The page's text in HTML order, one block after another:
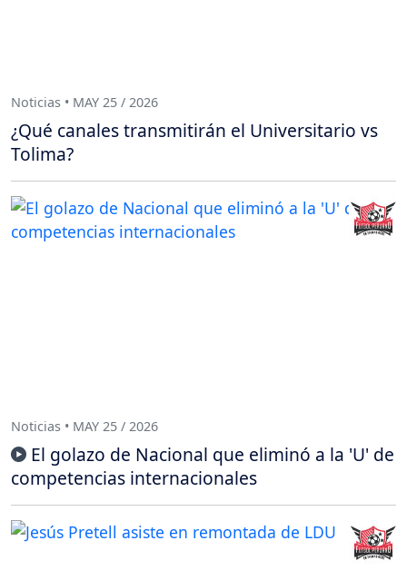
Noticias • MAY 25 / 2026
¿Qué canales transmitirán el Universitario vs
Tolima?
Noticias • MAY 25 / 2026
El golazo de Nacional que eliminó a la 'U' de
competencias internacionales